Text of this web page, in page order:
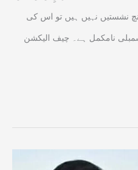
نشستیں نہیں ہیں تو اس کی
نامکمل ہے۔ چیف الیکشن